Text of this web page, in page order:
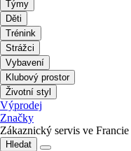
Týmy
Děti
Trénink
Strážci
Vybavení
Klubový prostor
Životní styl
Výprodej
Značky
Zákaznický servis ve Francie
Hledat